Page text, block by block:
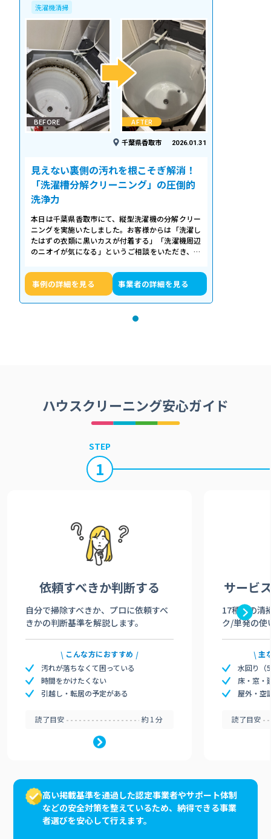
洗濯機清掃
BEFORE AFTER
千葉県香取市 2026.01.31
見えない裏側の汚れを根こそぎ解消！
「洗濯槽分解クリーニング」の圧倒的
洗浄力
本日は千葉県香取市にて、縦型洗濯機の分解クリー
ニングを実施いたしました。お客様からは「洗濯し
たはずの衣類に黒いカスが付着する」「洗濯機周辺
のニオイが気になる」というご相談をいただき、内
事例の詳細を見る 事業者の詳細を見る
ハウスクリーニング安心ガイド
STEP
1
依頼すべきか判断する
自分で掃除すべきか、プロに依頼すべ
きかの判断基準を解説します。
こんな方におすすめ
汚れが落ちなくて困っている
時間をかけたくない
引越し・転居の予定がある
読了目安 約1分
サービ
17種類の清
ク/単発の使
主
水回り（
床・窓・
屋外・空
読了目安
高い掲載基準を通過した認定事業者やサポート体制
などの安全対策を整えているため、納得できる事業
者選びを安心して行えます。